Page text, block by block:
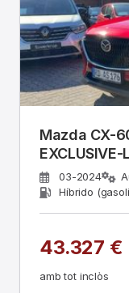
Mazda CX-
EXCLUSIVE-
03-2024
Híbrido
43.327 €
amb tot inclòs